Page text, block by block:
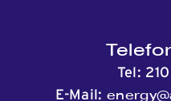
Tel:
E-Mail: